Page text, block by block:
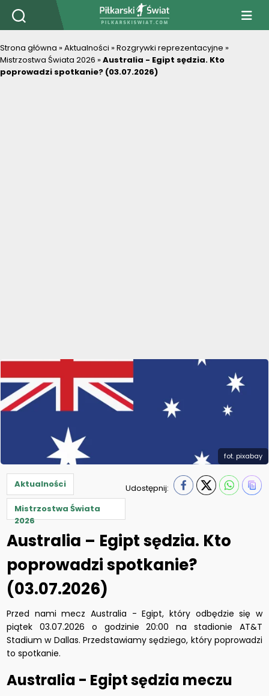
PiłkarskiSwiat.com
Strona główna »Aktualności »Rozgrywki reprezentacyjne »
Mistrzostwa Świata 2026 »Australia - Egipt sędzia. Kto
poprowadzi spotkanie? (03.07.2026)
fot. pixabay
Aktualności
Mistrzostwa Świata
2026
Udostępnij:
Australia – Egipt sędzia. Kto
poprowadzi spotkanie?
(03.07.2026)
Przed nami mecz Australia - Egipt, który odbędzie się w
piątek 03.07.2026 o godzinie 20:00 na stadionie AT&T
Stadium w Dallas. Przedstawiamy sędziego, który poprowadzi
to spotkanie.
Australia - Egipt sędzia meczu